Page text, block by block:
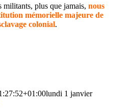
plus que jamais, nous
mémorielle majeure de
colonial.
lundi 1 janvier